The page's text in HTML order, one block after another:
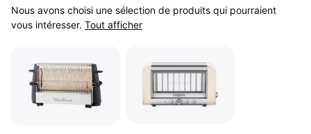
Nous avons choisi une sélection de produits qui pourraient
vous intéresser. Tout afficher